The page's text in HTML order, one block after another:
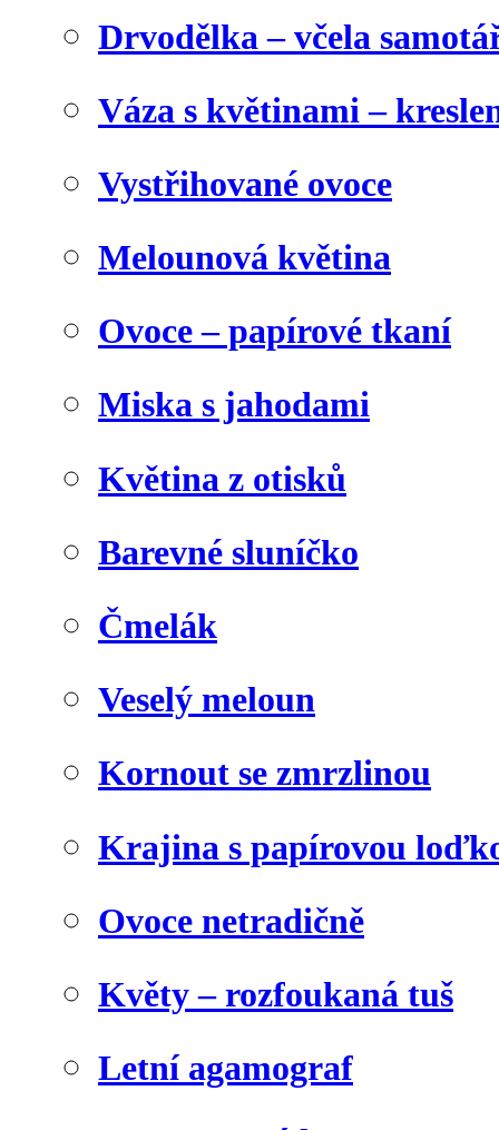
Drvodělka – včela
Váza s květinami –
Vystřihované ovoce
Melounová květina
Ovoce – papírové tkaní
Miska s jahodami
Květina z otisků
Barevné sluníčko
Čmelák
Veselý meloun
Kornout se zmrzlinou
Krajina s papírovou
Ovoce netradičně
Květy – rozfoukaná tuš
Letní agamograf